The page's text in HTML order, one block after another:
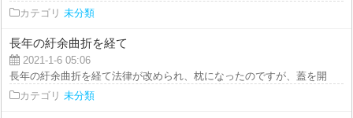
カテゴリ 未分類
長年の紆余曲折を経て
2021-1-6 05:06
長年の紆余曲折を経て法律が改められ、枕になったのですが、蓋を開けて
カテゴリ 未分類